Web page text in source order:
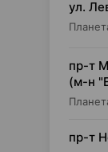
ул.
пр-т
(м-н
пр-т